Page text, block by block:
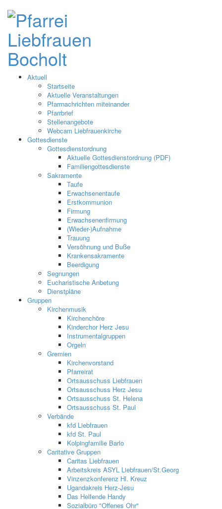
Aktuell
Startseite
Aktuelle Veranstaltungen
Pfarrnachrichten miteinander
Pfarrbrief
Stellenangebote
Webcam Liebfrauenkirche
Gottesdienste
Gottesdienstordnung
Aktuelle Gottesdienstordnung (PDF)
Familiengottesdienste
Sakramente
Taufe
Erwachsenentaufe
Erstkommunion
Firmung
Erwachsenenfirmung
(Wieder-)Aufnahme
Trauung
Versöhnung und Buße
Krankensakramente
Beerdigung
Segnungen
Eucharistische Anbetung
Dienstpläne
Gruppen
Kirchenmusik
Kirchenchöre
Kinderchor Herz Jesu
Instrumentalgruppen
Orgeln
Gremien
Kirchenvorstand
Pfarreirat
Ortsausschuss Liebfrauen
Ortsausschuss Herz Jesu
Ortsausschuss St. Helena
Ortsausschuss St. Paul
Verbände
kfd Liebfrauen
kfd St. Paul
Kolpingfamilie Barlo
Caritative Gruppen
Caritas Liebfrauen
Arbeitskreis ASYL Liebfrauen/St.Georg
Vinzenzkonferenz Hl. Kreuz
Ugandakreis Herz-Jesu
Das Helfende Handy
Sozialbüro "Offenes Ohr"